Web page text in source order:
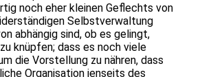
noch eher kleinen Geflechts von
Selbstverwaltung
abhängig sind, ob es gelingt,
knüpfen; dass es noch viele
die Vorstellung zu nähren, dass
Organisation jenseits des